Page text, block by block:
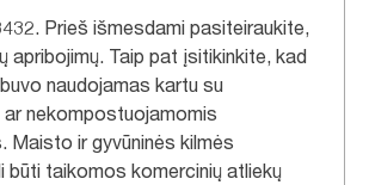
Prieš išmesdami pasiteiraukite,
apribojimų. Taip pat įsitikinkite, kad
naudojamas kartu su
nekompostuojamomis
Maisto ir gyvūninės kilmės
būti taikomos komercinių atliekų